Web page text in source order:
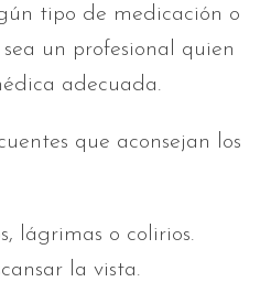
tipo de medicación o
un profesional quien
adecuada.
que aconsejan los
lágrimas o colirios.
la vista.